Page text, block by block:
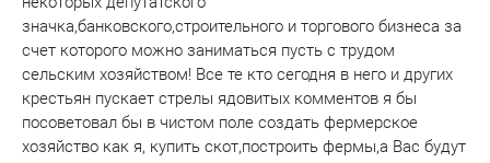
значка,банковского,строительного и торгового бизнеса за
счет которого можно заниматься пусть с трудом
сельским хозяйством! Все те кто сегодня в него и других
крестьян пускает стрелы ядовитых комментов я бы
посоветовал бы в чистом поле создать фермерское
хозяйство как я, купить скот,построить фермы,а Вас будут